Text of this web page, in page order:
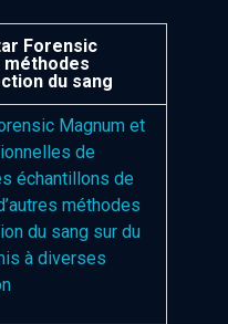
Forensic
méthodes
du sang
Magnum et
de
échantillons de
méthodes
du sang sur du
à diverses